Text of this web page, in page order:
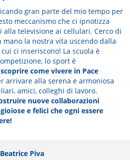
gran parte del mio tempo per
meccanismo che ci ipnotizza
alla televisione ai cellulari. Cerco di
la nostra vita uscendo dalla
ci inseriscono! La scuola è
lo sport è
come vivere in Pace
arrivare alla serena e armoniosa
amici, colleghi di lavoro.
nuove collaborazioni
e felici che ogni essere
Beatrice Piva